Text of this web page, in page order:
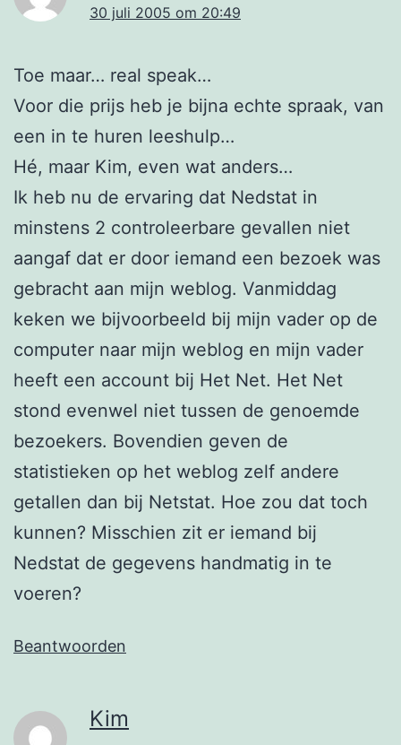
30 juli 2005 om 20:49
Toe maar… real speak…
Voor die prijs heb je bijna echte spraak, van
een in te huren leeshulp…
Hé, maar Kim, even wat anders…
Ik heb nu de ervaring dat Nedstat in
minstens 2 controleerbare gevallen niet
aangaf dat er door iemand een bezoek was
gebracht aan mijn weblog. Vanmiddag
keken we bijvoorbeeld bij mijn vader op de
computer naar mijn weblog en mijn vader
heeft een account bij Het Net. Het Net
stond evenwel niet tussen de genoemde
bezoekers. Bovendien geven de
statistieken op het weblog zelf andere
getallen dan bij Netstat. Hoe zou dat toch
kunnen? Misschien zit er iemand bij
Nedstat de gegevens handmatig in te
voeren?
Beantwoorden
Kim